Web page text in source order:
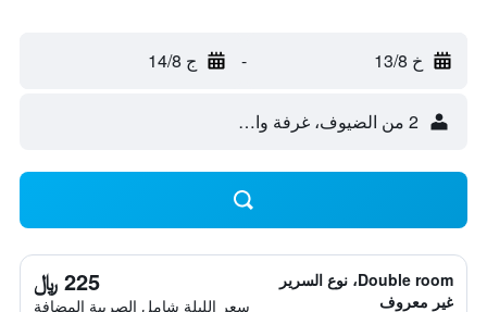
خ 13/8 - ج 14/8
2 من الضيوف، غرفة واحدة
Double room، نوع السرير
غير معروف
225 ﷼
سعر الليلة شامل الصريبة المضافة